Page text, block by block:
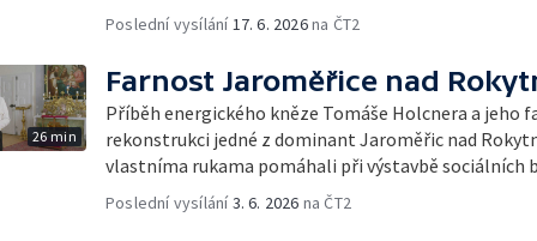
Poslední vysílání 17. 6. 2026na ČT2
26 min
Farnost Jaroměřice nad
Příběh energického kněze Tomáše Holcnera a jeho
rekonstrukci jedné z dominant Jaroměřic nad
vlastníma rukama pomáhali při výstavbě sociálních
Poslední vysílání3. 6. 2026 na ČT2